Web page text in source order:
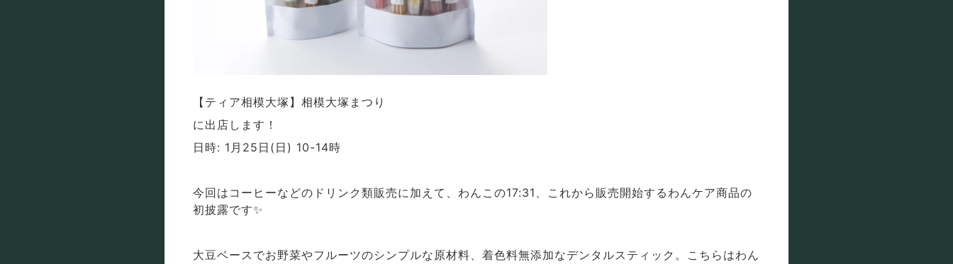
【ティア相模大塚】相模大塚まつり
に出店します！
日時: 1月25日(日) 10-14時
今回はコーヒーなどのドリンク類販売に加えて、わんこの17:31、これから販売開始するわんケア商品の
初披露です✨
大豆ベースでお野菜やフルーツのシンプルな原材料、着色料無添加なデンタルスティック。こちらはわん